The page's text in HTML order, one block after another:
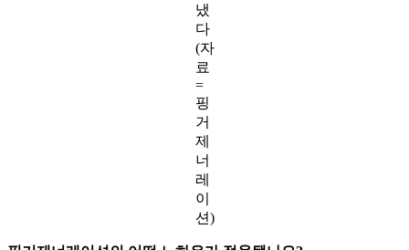
냈
다
(자
료
=
핑
거
제
너
레
이
션)